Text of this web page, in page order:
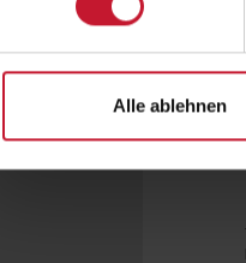
Alle ablehnen